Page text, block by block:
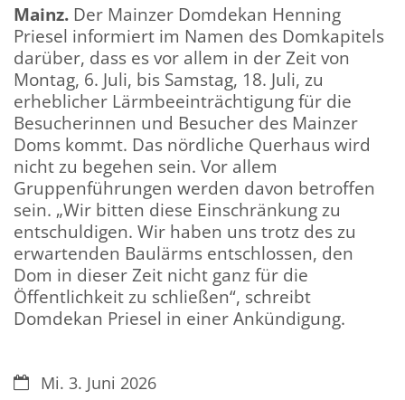
Mainz. Der Mainzer Domdekan Henning
Priesel informiert im Namen des Domkapitels
darüber, dass es vor allem in der Zeit von
Montag, 6. Juli, bis Samstag, 18. Juli, zu
erheblicher Lärmbeeinträchtigung für die
Besucherinnen und Besucher des Mainzer
Doms kommt. Das nördliche Querhaus wird
nicht zu begehen sein. Vor allem
Gruppenführungen werden davon betroffen
sein. „Wir bitten diese Einschränkung zu
entschuldigen. Wir haben uns trotz des zu
erwartenden Baulärms entschlossen, den
Dom in dieser Zeit nicht ganz für die
Öffentlichkeit zu schließen“, schreibt
Domdekan Priesel in einer Ankündigung.
Datum:Mi. 3. Juni 2026